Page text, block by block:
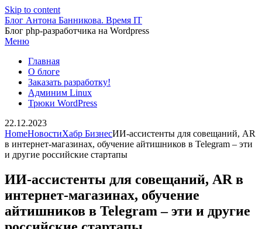
Skip to content
Блог Антона Банникова. Время IT
Блог php-разработчика на Wordpress
Меню
Главная
О блоге
Заказать разработку!
Админим Linux
Трюки WordPress
22.12.2023
HomeНовостиХабр БизнесИИ-ассистенты для совещаний, AR
в интернет-магазинах, обучение айтишников в Telegram – эти
и другие российские стартапы
ИИ-ассистенты для совещаний, AR в
интернет-магазинах, обучение
айтишников в Telegram – эти и другие